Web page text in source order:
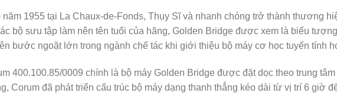
1955 tại La Chaux-de-Fonds, Thụy Sĩ và nhanh chóng trở thành thương
bộ sưu tập làm nên tên tuổi của hãng, Golden Bridge được xem là biểu
bước ngoặt lớn trong ngành chế tác khi giới thiệu bộ máy cơ học tuyến tính
400.100.85/0009 chính là bộ máy Golden Bridge được đặt dọc theo trung
Corum đã phát triển cấu trúc bộ máy dạng thanh thẳng kéo dài từ vị trí 6 giờ